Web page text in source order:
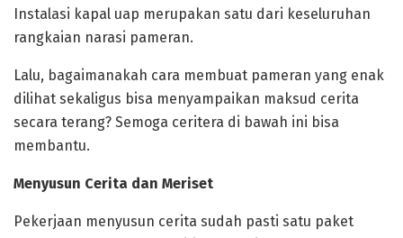
Instalasi kapal uap merupakan satu dari keseluruhan
rangkaian narasi pameran.
Lalu, bagaimanakah cara membuat pameran yang enak
dilihat sekaligus bisa menyampaikan maksud cerita
secara terang? Semoga ceritera di bawah ini bisa
membantu.
Menyusun Cerita dan Meriset
Pekerjaan menyusun cerita sudah pasti satu paket